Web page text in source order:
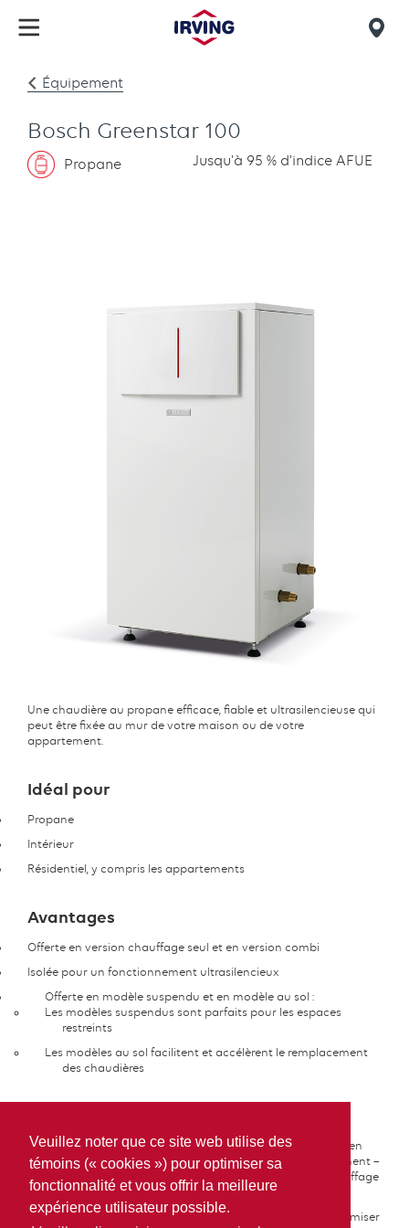
Veuillez noter que ce site web utilise des
témoins (« cookies ») pour optimiser sa
fonctionnalité et vous offrir la meilleure
expérience utilisateur possible.
content
Équipement
Bosch Greenstar 100
Propane Jusqu'à 95 % d'indice AFUE
Une chaudière au propane efficace, fiable et ultrasilencieuse qui
peut être fixée au mur de votre maison ou de votre
appartement.
Idéal pour
Propane
Intérieur
Résidentiel, y compris les appartements
Avantages
Offerte en version chauffage seul et en version combi
Isolée pour un fonctionnement ultrasilencieux
Offerte en modèle suspendu et en modèle au sol :
Les modèles suspendus sont parfaits pour les espaces
restreints
Les modèles au sol facilitent et accélèrent le remplacement
des chaudières
Un ventilateur entièrement modulant maximise l'efficacité en
assurant une combustion optimale lors du fonctionnement –
cela peut vous aider à répondre aux demandes de chauffage
de votre maison et à économiser de l'énergie
Blocs chauffants résistants à la corrosion conçus pour optimiser